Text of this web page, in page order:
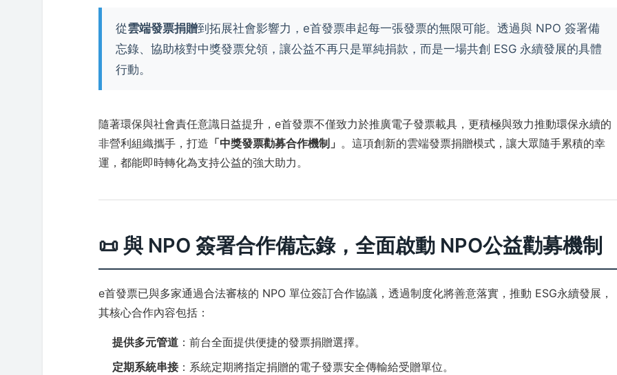
從雲端發票捐贈到拓展社會影響力，e首發票串起每一張發票的無限可能。透過與 NPO 簽署備
忘錄、協助核對中獎發票兌領，讓公益不再只是單純捐款，而是一場共創 ESG 永續發展的具體
行動。
隨著環保與社會責任意識日益提升，e首發票不僅致力於推廣電子發票載具，更積極與致力推動環保永續的
非營利組織攜手，打造 「中獎發票勸募合作機制」 。這項創新的雲端發票捐贈模式，讓大眾隨手累積的幸
運，都能即時轉化為支持公益的強大助力。
📜 與 NPO 簽署合作備忘錄，全面啟動 NPO公益勸募機制
e首發票已與多家通過合法審核的 NPO 單位簽訂合作協議，透過制度化將善意落實，推動 ESG永續發展，
其核心合作內容包括：
提供多元管道 ：前台全面提供便捷的發票捐贈選擇。
定期系統串接：系統定期將指定捐贈的電子發票安全傳輸給受贈單位。